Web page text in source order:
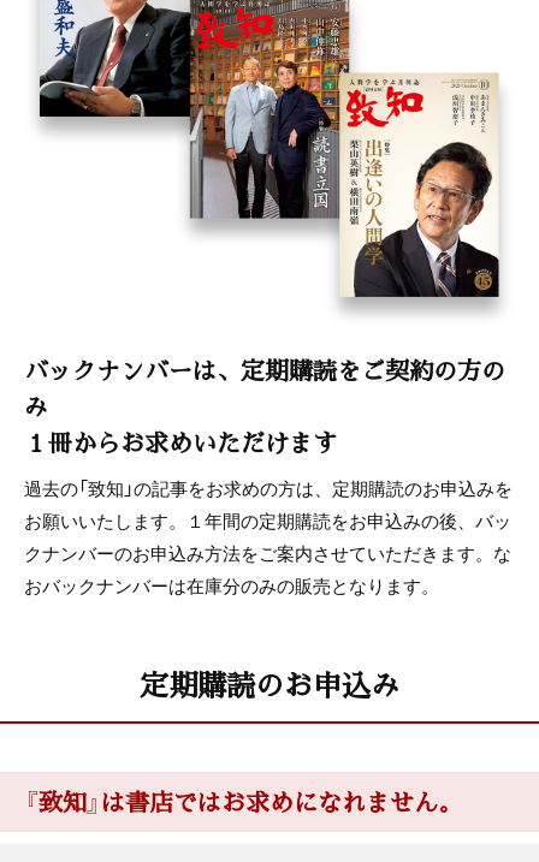
松村ひとみ「大病の過程で掴んだ紙芝居師の道」
辻田雅寛「味噌づくりに込めた七代目としての思い」
バックナンバーは、定期購読をご契約の方の
み
１冊からお求めいただけます
過去の「致知」の記事をお求めの方は、定期購読のお申込みを
お願いいたします。１年間の定期購読をお申込みの後、バッ
クナンバーのお申込み方法をご案内させていただきます。な
おバックナンバーは在庫分のみの販売となります。
定期購読のお申込み
『致知』は書店ではお求めになれません。